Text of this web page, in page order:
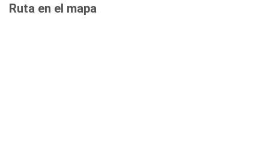
Ruta en el mapa